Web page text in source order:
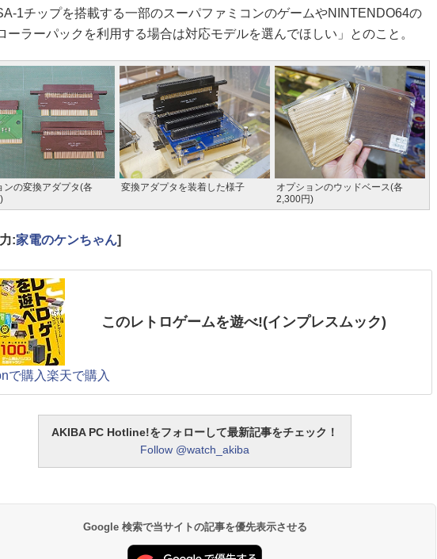
1チップを搭載する一部のスーパファミコンのゲームやNINTENDO64の
ーラーパックを利用する場合は対応モデルを選んでほしい」とのこと。
ンの変換アダプタ(各
変換アダプタを装着した様子
オプションのウッドベース(各
2,300円)
:家電のケンちゃん]
このレトロゲームを遊べ!(インプレスムック)
で購入楽天で購入
AKIBA PC Hotline!をフォローして最新記事をチェック！
Follow @watch_akiba
Google 検索で当サイトの記事を優先表示させる